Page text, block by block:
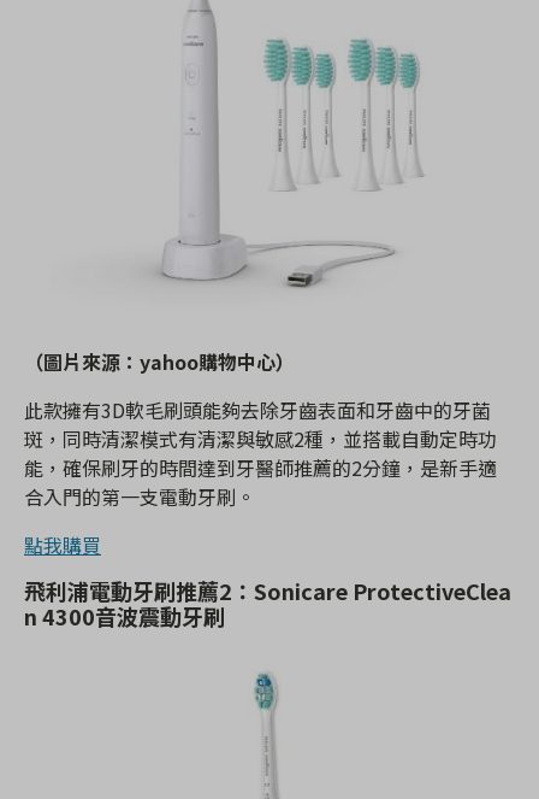
（圖片來源：yahoo購物中心）
此款擁有3D軟毛刷頭能夠去除牙齒表面和牙齒中的牙菌
斑，同時清潔模式有清潔與敏感2種，並搭載自動定時功
能，確保刷牙的時間達到牙醫師推薦的2分鐘，是新手適
合入門的第一支電動牙刷。
點我購買
飛利浦電動牙刷推薦2： Sonicare ProtectiveClea
n 4300音波震動牙刷